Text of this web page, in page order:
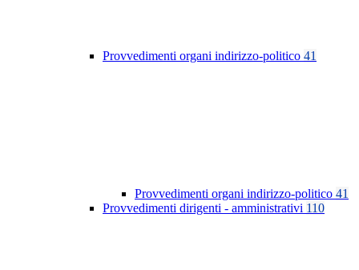
Provvedimenti organi indirizzo-politico 41
Provvedimenti organi indirizzo-politico 41
Provvedimenti dirigenti - amministrativi 110